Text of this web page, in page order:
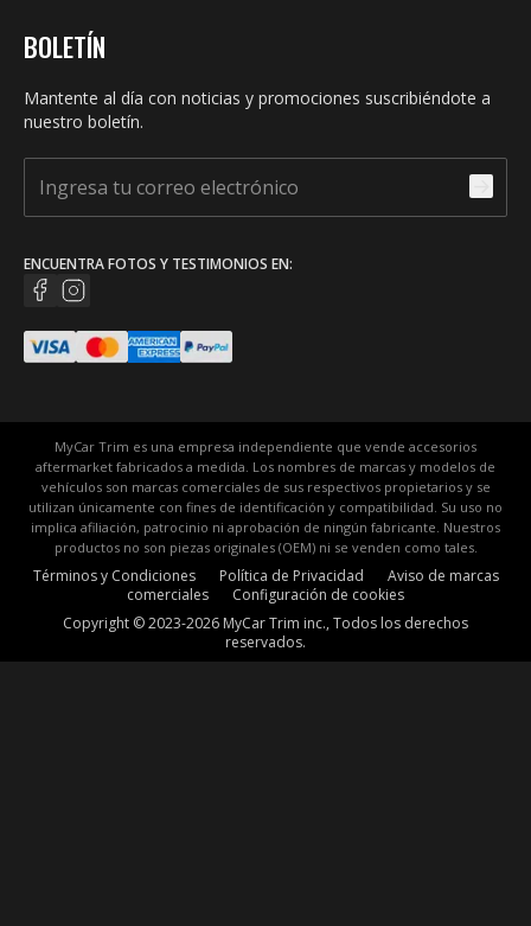
BOLETÍN
Mantente al día con noticias y promociones suscribiéndote a
nuestro boletín.
ENCUENTRA FOTOS Y TESTIMONIOS EN:
MyCar Trim es una empresa independiente que vende accesorios
aftermarket fabricados a medida. Los nombres de marcas y modelos de
vehículos son marcas comerciales de sus respectivos propietarios y se
utilizan únicamente con fines de identificación y compatibilidad. Su uso no
implica afiliación, patrocinio ni aprobación de ningún fabricante. Nuestros
productos no son piezas originales (OEM) ni se venden como tales.
Términos y Condiciones Política de Privacidad
Aviso de marcas
comerciales
Configuración de cookies
Copyright © 2023-2026 MyCar Trim inc., Todos los derechos
reservados.